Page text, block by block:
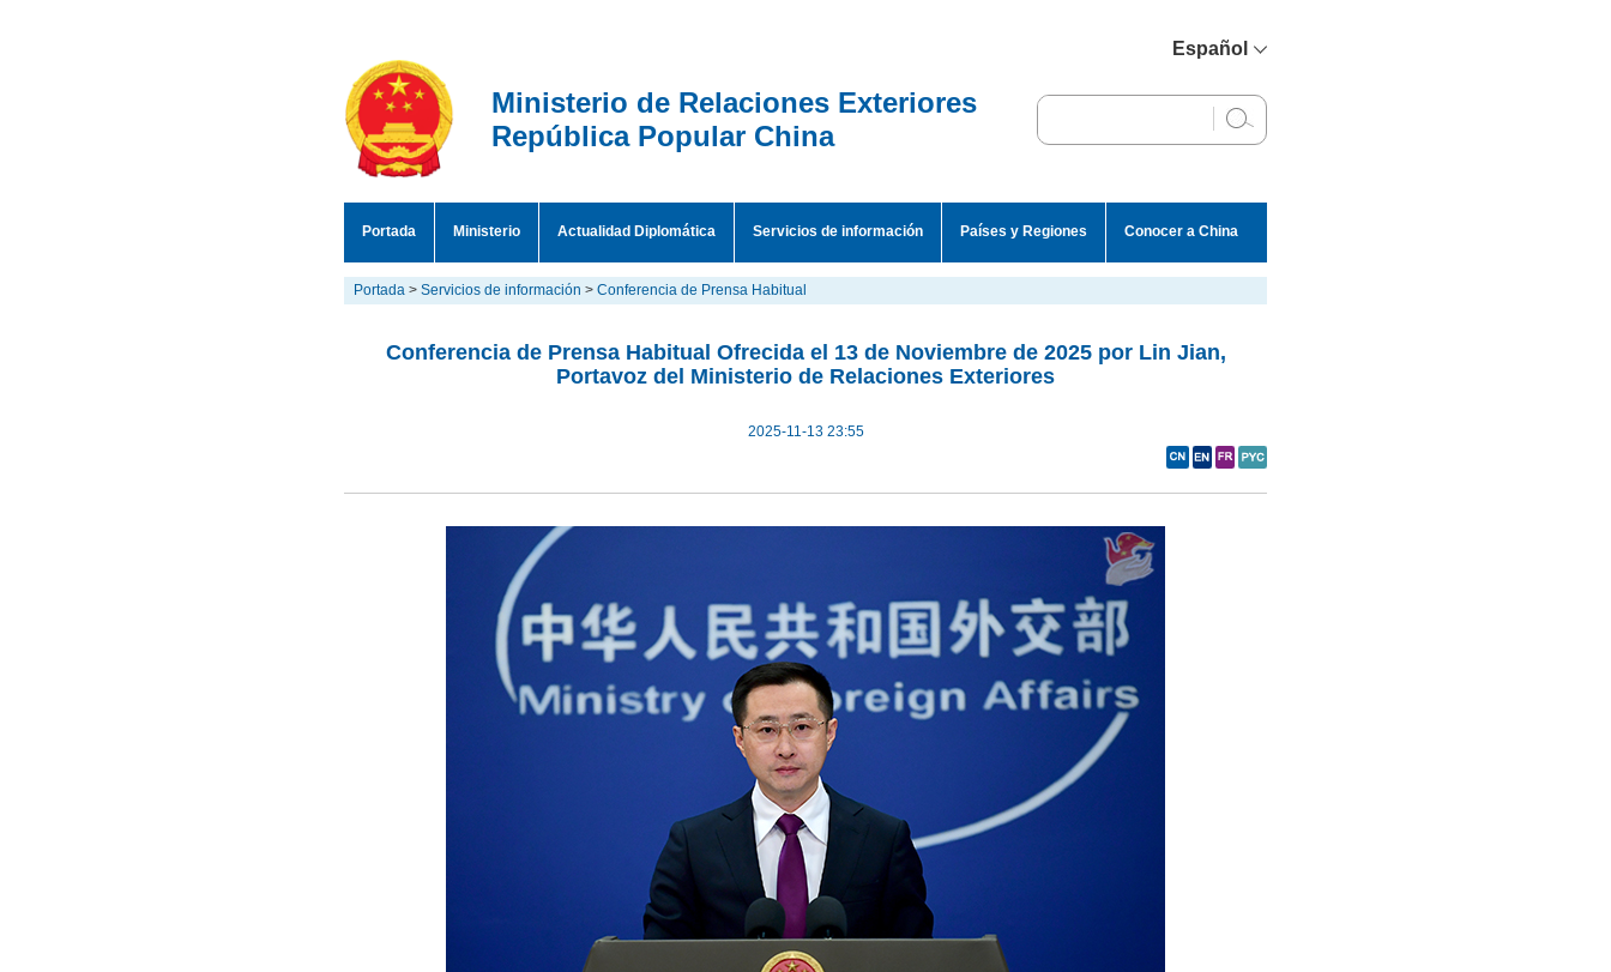
Español
English
Ministerio de Relaciones Exteriores
República Popular China
Portada Ministerio Actualidad Diplomática Servicios de información Países y Regiones Conocer a China
Portada > Servicios de información > Conferencia de Prensa Habitual
Conferencia de Prensa Habitual Ofrecida el 13 de Noviembre de 2025 por Lin Jian,
Portavoz del Ministerio de Relaciones Exteriores
2025-11-13 23:55